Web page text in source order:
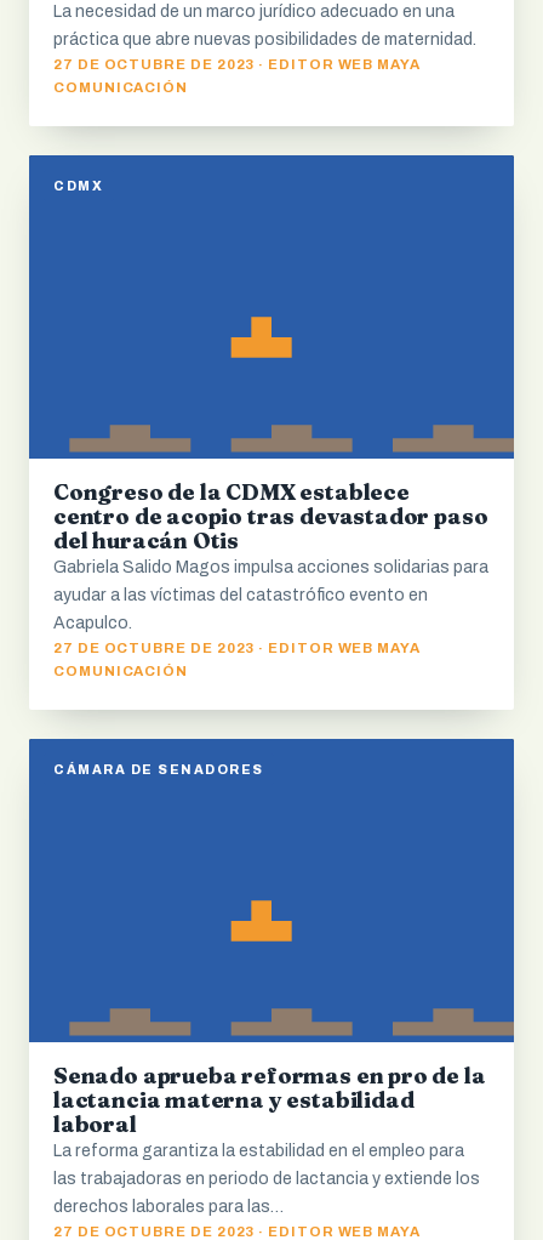
La necesidad de un marco jurídico adecuado en una
práctica que abre nuevas posibilidades de maternidad.
27 DE OCTUBRE DE 2023 · EDITOR WEB MAYA
COMUNICACIÓN
CDMX
Congreso de la CDMX establece
centro de acopio tras devastador paso
del huracán Otis
Gabriela Salido Magos impulsa acciones solidarias para
ayudar a las víctimas del catastrófico evento en
Acapulco.
27 DE OCTUBRE DE 2023 · EDITOR WEB MAYA
COMUNICACIÓN
CÁMARA DE SENADORES
Senado aprueba reformas en pro de la
lactancia materna y estabilidad
laboral
La reforma garantiza la estabilidad en el empleo para
las trabajadoras en periodo de lactancia y extiende los
derechos laborales para las…
27 DE OCTUBRE DE 2023 · EDITOR WEB MAYA